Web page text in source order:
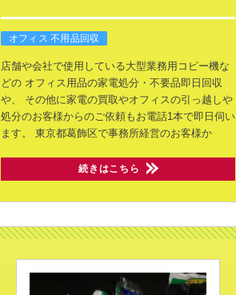
オフィス 不用品回収
店舗や会社で使用している大型業務用コピー機な
どの オフィス用品の家電処分・不要品即日回収
や、
その他に家電の買取やオフィスの引っ越しや
処分のお客様からのご依頼もお電話1本で即日伺い
ます。
東京都葛飾区で事務所経営のお客様か
続きはこちら